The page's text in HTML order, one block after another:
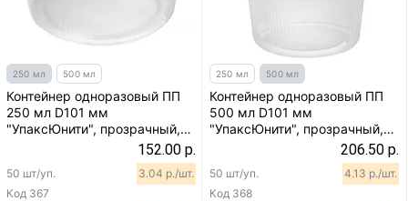
250 мл 500 мл
Контейнер одноразовый ПП
250 мл D101 мм
"УпаксЮнити", прозрачный,
152.00 р.
Код 367
50 шт/уп. 3.04 р./шт.
250 мл 500 мл
Контейнер одноразовый ПП
500 мл D101 мм
"УпаксЮнити", прозрачный,
206.50 р.
Код 368
50 шт/уп. 4.13 р./шт.